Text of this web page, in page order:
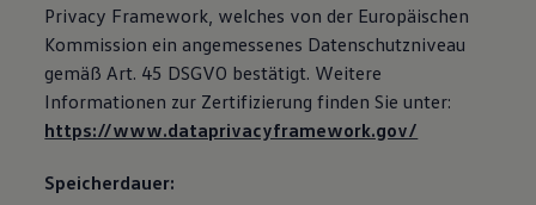
Privacy Framework, welches von der Europäischen
Kommission ein angemessenes Datenschutzniveau
gemäß Art. 45 DSGVO bestätigt. Weitere
Informationen zur Zertifizierung finden Sie unter:
https://www.dataprivacyframework.gov/
Speicherdauer: